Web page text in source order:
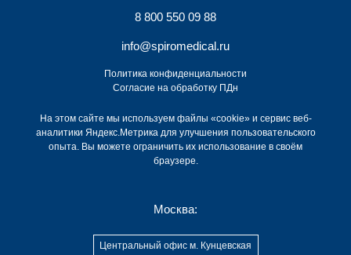
Москва:
Центральный офис м. Кунцевская
8 800 550 09 88
info@spiromedical.ru
Политика конфиденциальности
Согласие на обработку ПДн
На этом сайте мы используем файлы «cookie» и сервис веб-
аналитики Яндекс.Метрика для улучшения пользовательского
опыта. Вы можете ограничить их использование в своём
браузере.